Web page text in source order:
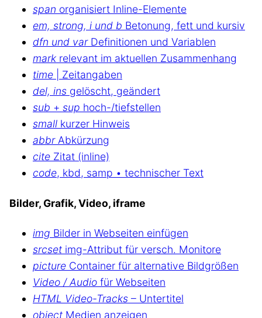
span organisiert Inline-Elemente
em, strong, i und b Betonung, fett und kursiv
dfn und varDefinitionen und Variablen
mark relevant im aktuellen Zusammenhang
time | Zeitangaben
del, ins gelöscht, geändert
sub + sup hoch-/tiefstellen
small kurzer Hinweis
abbrAbkürzung
cite Zitat (inline)
code, kbd, samp • technischer Text
Bilder, Grafik, Video, iframe
img Bilder in Webseiten einfügen
srcset img-Attribut für versch. Monitore
picture Container für alternative Bildgrößen
Video / Audio für Webseiten
HTML Video-Tracks – Untertitel
object Medien anzeigen